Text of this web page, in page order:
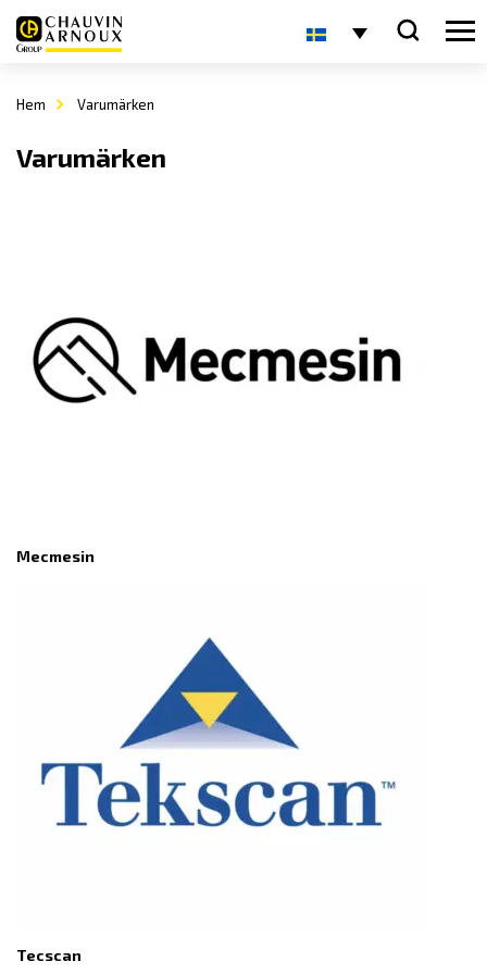
Hem Varumärken
Varumärken
Mecmesin
Tecscan